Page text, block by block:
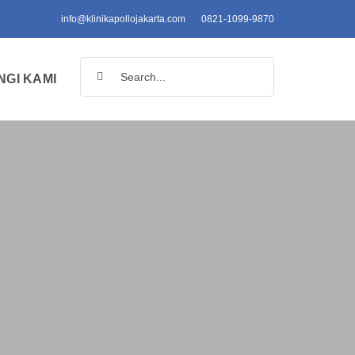
info@klinikapollojakarta.com 0821-1099-9870
KAMI